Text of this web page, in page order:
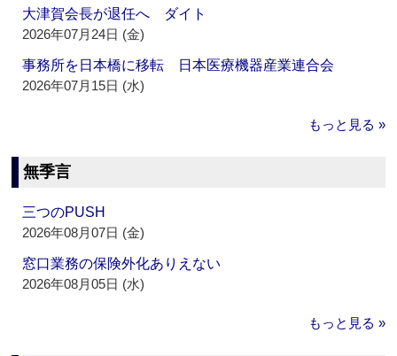
大津賀会長が退任へ ダイト
2026年07月24日 (金)
事務所を日本橋に移転 日本医療機器産業連合会
2026年07月15日 (水)
もっと見る »
無季言
三つのPUSH
2026年08月07日 (金)
窓口業務の保険外化ありえない
2026年08月05日 (水)
もっと見る »